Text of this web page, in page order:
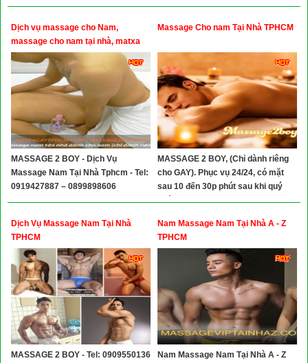
0902533849
Dịch vụ massage cho Nam,
massage cho nam tại nhà, matxa
cho nam tại nhà
MASSAGE 2 BOY - Dịch Vụ
Massage Nam Tại Nhà Tphcm - Tel:
0919427887 – 0899898606
Massage Cho nam Tại Nhà TPHCM
MASSAGE 2 BOY, (Chỉ dành riêng
cho GAY). Phục vụ 24/24, có mặt
sau 10 đến 30p phút sau khi quý
khách gọi 0919427887 – Zalo
Dịch Vụ Massage Nam Tại Nhà
TPHCM
MASSAGE 2 BOY - Tel: 0909550136
Nam Massage Nam Tại Nhà A - Z
TPHCM
Nam Massage Nam Tại Nhà A - Z